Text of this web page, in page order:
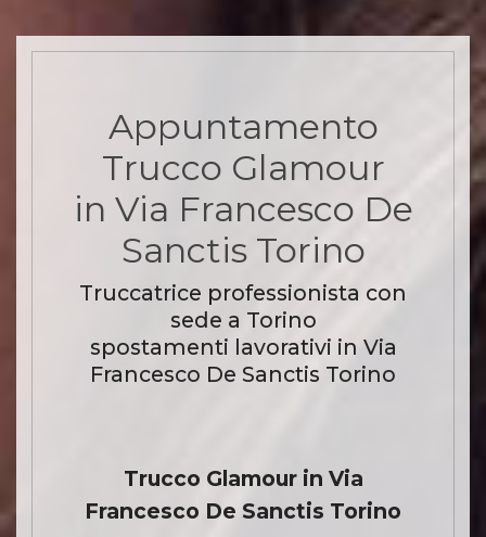
Appuntamento
Trucco Glamour
in Via Francesco De
Sanctis Torino
Truccatrice professionista con
sede a Torino
spostamenti lavorativi in Via
Francesco De Sanctis Torino
Trucco Glamour in Via
Francesco De Sanctis Torino